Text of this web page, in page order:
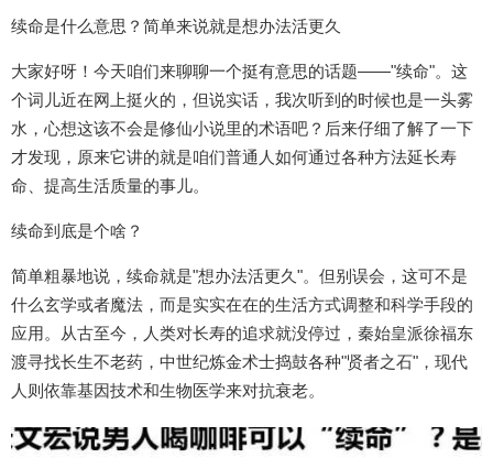
续命是什么意思？简单来说就是想办法活更久
大家好呀！今天咱们来聊聊一个挺有意思的话题——"续命"。这
个词儿近在网上挺火的，但说实话，我次听到的时候也是一头雾
水，心想这该不会是修仙小说里的术语吧？后来仔细了解了一下
才发现，原来它讲的就是咱们普通人如何通过各种方法延长寿
命、提高生活质量的事儿。
续命到底是个啥？
简单粗暴地说，续命就是"想办法活更久"。但别误会，这可不是
什么玄学或者魔法，而是实实在在的生活方式调整和科学手段的
应用。从古至今，人类对长寿的追求就没停过，秦始皇派徐福东
渡寻找长生不老药，中世纪炼金术士捣鼓各种"贤者之石"，现代
人则依靠基因技术和生物医学来对抗衰老。